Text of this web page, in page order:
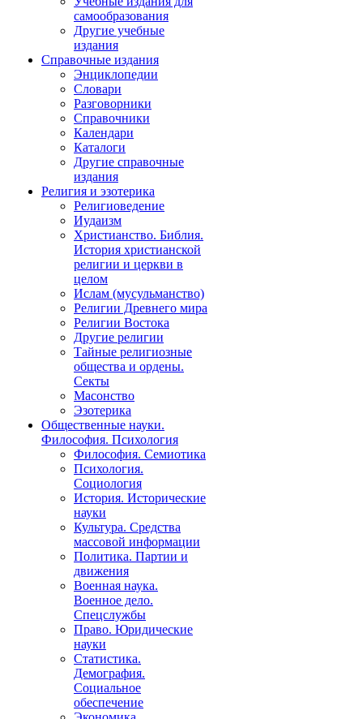
самообразования
Другие учебные
издания
Справочные издания
Энциклопедии
Словари
Разговорники
Справочники
Календари
Каталоги
Другие справочные
издания
Религия и эзотерика
Религиоведение
Иудаизм
Христианство. Библия.
История христианской
религии и церкви в
целом
Ислам (мусульманство)
Религии Древнего мира
Религии Востока
Другие религии
Тайные религиозные
общества и ордены.
Секты
Масонство
Эзотерика
Общественные науки.
Философия. Психология
Философия. Семиотика
Психология.
Социология
История. Исторические
науки
Культура. Средства
массовой информации
Политика. Партии и
движения
Военная наука.
Военное дело.
Спецслужбы
Право. Юридические
науки
Статистика.
Демография.
Социальное
обеспечение